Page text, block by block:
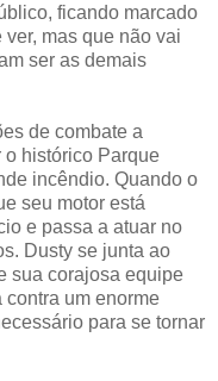
ficando marcado
mas que não vai
ser as demais
de combate a
o histórico Parque
incêndio. Quando o
seu motor está
e passa a atuar no
Dusty se junta ao
sua corajosa equipe
um enorme
para se tornar